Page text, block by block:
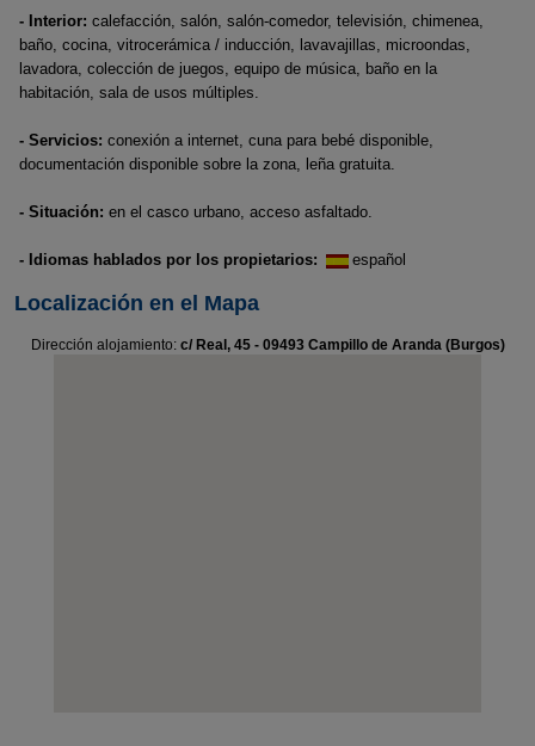
- Interior: calefacción, salón, salón-comedor, televisión, chimenea,
baño, cocina, vitrocerámica / inducción, lavavajillas, microondas,
lavadora, colección de juegos, equipo de música, baño en la
habitación, sala de usos múltiples.
- Servicios: conexión a internet, cuna para bebé disponible,
documentación disponible sobre la zona, leña gratuita.
- Situación: en el casco urbano, acceso asfaltado.
- Idiomas hablados por los propietarios: español
Localización en el Mapa
Dirección alojamiento: c/ Real, 45 - 09493 Campillo de Aranda (Burgos)